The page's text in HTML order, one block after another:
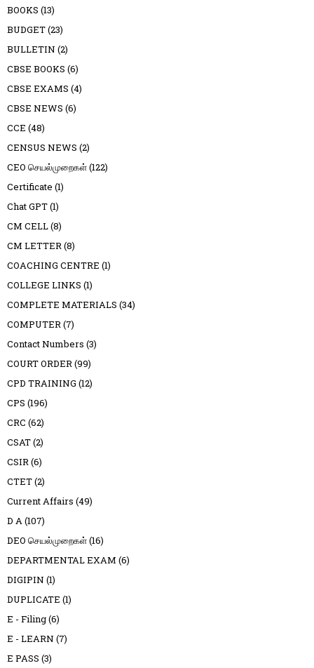
BOOKS (13)
BUDGET(23)
BULLETIN (2)
CBSE BOOKS (6)
CBSE EXAMS (4)
CBSE NEWS (6)
CCE (48)
CENSUS NEWS (2)
CEO செயல்முறைகள்(122)
Certificate (1)
Chat GPT(1)
CM CELL(8)
CM LETTER(8)
COACHING CENTRE (1)
COLLEGE LINKS (1)
COMPLETE MATERIALS (34)
COMPUTER(7)
Contact Numbers (3)
COURT ORDER(99)
CPD TRAINING (12)
CPS (196)
CRC (62)
CSAT(2)
CSIR(6)
CTET(2)
Current Affairs (49)
D A(107)
DEO செயல்முறைகள்(16)
DEPARTMENTAL EXAM (6)
DIGIPIN (1)
DUPLICATE (1)
E - Filing(6)
E - LEARN (7)
E PASS (3)